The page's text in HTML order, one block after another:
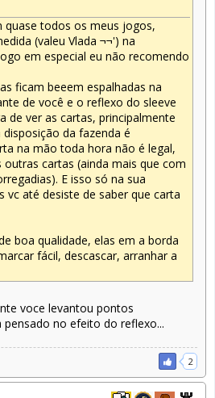
quase todos os meus jogos,
(valeu Vlada ¬¬') na
em especial eu não recomendo
ficam beeem espalhadas na
de você e o reflexo do sleeve
de ver as cartas, principalmente
da fazenda é
na mão toda hora não é legal,
cartas (ainda mais que com
E isso só na sua
vc até desiste de saber que carta
boa qualidade, elas em a borda
fácil, descascar, arranhar a
voce levantou pontos
no efeito do reflexo...
2